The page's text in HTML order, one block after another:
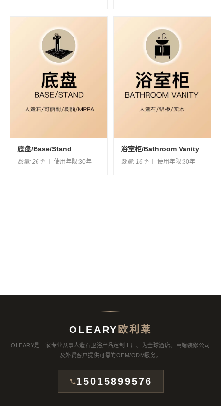
底盘/Base/Stand
数量: 26个丨 使用年限:30年
浴室柜/Bathroom Vanity
数量: 16个丨 使用年限:30年
OLEARY 欧利莱
OLEARY是一家专业从事人造石卫浴产品定制工厂。为全球酒店、高端装修公司
及外贸客户提供可靠的OEM/ODM服务。
15015899576